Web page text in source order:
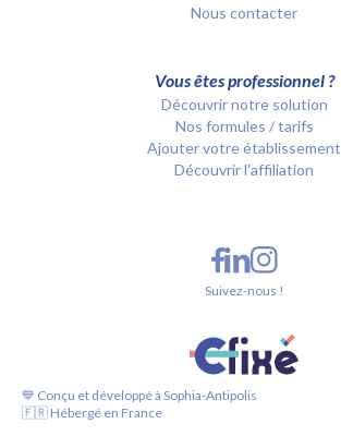
Nous contacter
Vous êtes professionnel ?
Découvrir notre solution
Nos formules / tarifs
Ajouter votre établissement
Découvrir l'affiliation
💙 Conçu et développé à Sophia-Antipolis
🇫🇷 Hébergé en France
Suivez-nous !